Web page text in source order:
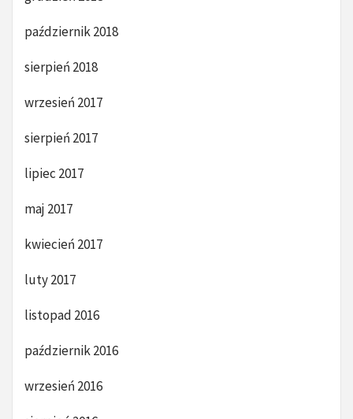
październik 2018
sierpień 2018
wrzesień 2017
sierpień 2017
lipiec 2017
maj 2017
kwiecień 2017
luty 2017
listopad 2016
październik 2016
wrzesień 2016